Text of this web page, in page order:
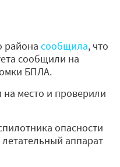
района сообщила, что
сообщили на
БПЛА.
место и проверили
опасности
аппарат